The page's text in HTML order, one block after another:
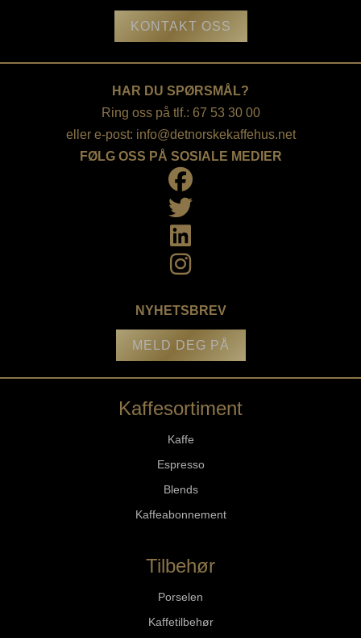
antall
KONTAKT OSS
HAR DU SPØRSMÅL?
Ring oss på tlf.: 67 53 30 00
eller e-post: info@detnorskekaffehus.net
FØLG OSS PÅ SOSIALE MEDIER
NYHETSBREV
MELD DEG PÅ
Kaffesortiment
Kaffe
Espresso
Blends
Kaffeabonnement
Tilbehør
Porselen
Kaffetilbehør